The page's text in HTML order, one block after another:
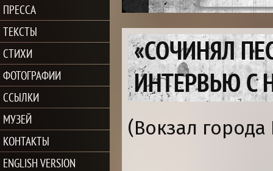
ПРЕССА
ТЕКСТЫ
СТИХИ
ФОТОГРАФИИ
ССЫЛКИ
МУЗЕЙ
КОНТАКТЫ
ENGLISH VERSION
«СОЧИНЯЛ
ИНТЕРВЬЮ С
(Вокзал города